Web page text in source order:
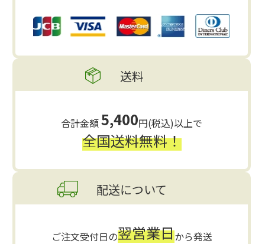
送料
合計金額5,400円(税込)以上で
全国送料無料！
配送について
ご注文受付日の翌営業日から発送